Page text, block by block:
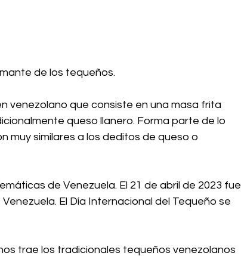
de los tequeños.
venezolano que consiste en una masa frita
queso llanero. Forma parte de lo
muy similares a los deditos de queso o
de Venezuela. El 21 de abril de 2023 fue
El Día Internacional del Tequeño se
trae los tradicionales tequeños venezolanos